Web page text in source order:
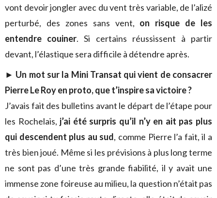
vont devoir jongler avec du vent très variable, de l’alizé
perturbé, des zones sans vent, on risque de les
entendre couiner. Si certains réussissent à partir
devant, l’élastique sera difficile à détendre après.
► Un mot sur la Mini Transat qui vient de consacrer
Pierre Le Roy en proto, que t’inspire sa victoire ?
J’avais fait des bulletins avant le départ de l’étape pour
les Rochelais, j’ai été surpris qu’il n’y en ait pas plus
qui descendent plus au sud, comme Pierre l’a fait, il a
très bien joué. Même si les prévisions à plus long terme
ne sont pas d’une très grande fiabilité, il y avait une
immense zone foireuse au milieu, la question n’était pas